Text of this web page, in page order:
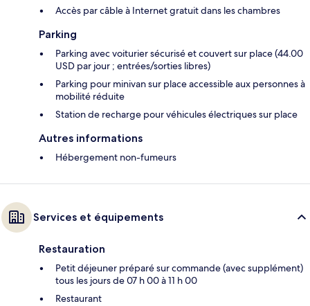
Accès par câble à Internet gratuit dans les chambres
Parking
Parking avec voiturier sécurisé et couvert sur place (44.00
USD par jour ; entrées/sorties libres)
Parking pour minivan sur place accessible aux personnes à
mobilité réduite
Station de recharge pour véhicules électriques sur place
Autres informations
Hébergement non-fumeurs
Services et équipements
Restauration
Petit déjeuner préparé sur commande (avec supplément)
tous les jours de 07 h 00 à 11 h 00
Restaurant